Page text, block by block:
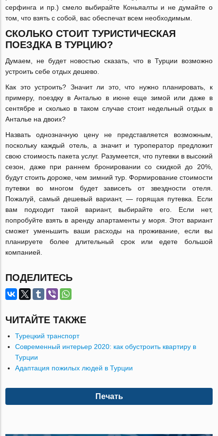
серфинга и пр.) смело выбирайте Коньяалты и не думайте о
том, что взять с собой, вас обеспечат всем необходимым.
СКОЛЬКО СТОИТ ТУРИСТИЧЕСКАЯ
ПОЕЗДКА В ТУРЦИЮ?
Думаем, не будет новостью сказать, что в Турции возможно
устроить себе отдых дешево.
Как это устроить? Значит ли это, что нужно планировать, к
примеру, поездку в Анталью в июне еще зимой или даже в
сентябре и сколько в таком случае стоит недельный отдых в
Анталье на двоих?
Назвать однозначную цену не представляется возможным,
поскольку каждый отель, а значит и туроператор предложит
свою стоимость пакета услуг. Разумеется, что путевки в высокий
сезон, даже при раннем бронировании со скидкой до 20%,
будут стоить дороже, чем зимний тур. Формирование стоимости
путевки во многом будет зависеть от звездности отеля.
Пожалуй, самый дешевый вариант, — горящая путевка. Если
вам подходит такой вариант, выбирайте его. Если нет,
попробуйте взять в аренду апартаменты у моря. Этот вариант
сможет уменьшить ваши расходы на проживание, если вы
планируете более длительный срок или едете большой
компанией.
ПОДЕЛИТЕСЬ
ЧИТАЙТЕ ТАКЖЕ
Турецкий транспорт
Современный интерьер 2020: как обустроить квартиру в
Турции
Адаптация пожилых людей в Турции
Печать